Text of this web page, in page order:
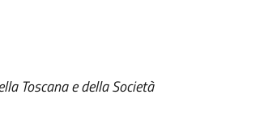
Toscana e della Società